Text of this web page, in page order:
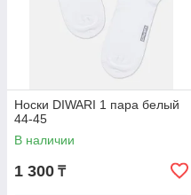
Носки DIWARI 1 пара белый
44-45
В наличии
1 300 ₸